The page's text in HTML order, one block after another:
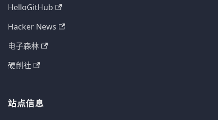
HelloGitHub
Hacker News
电子森林
硬创社
站点信息